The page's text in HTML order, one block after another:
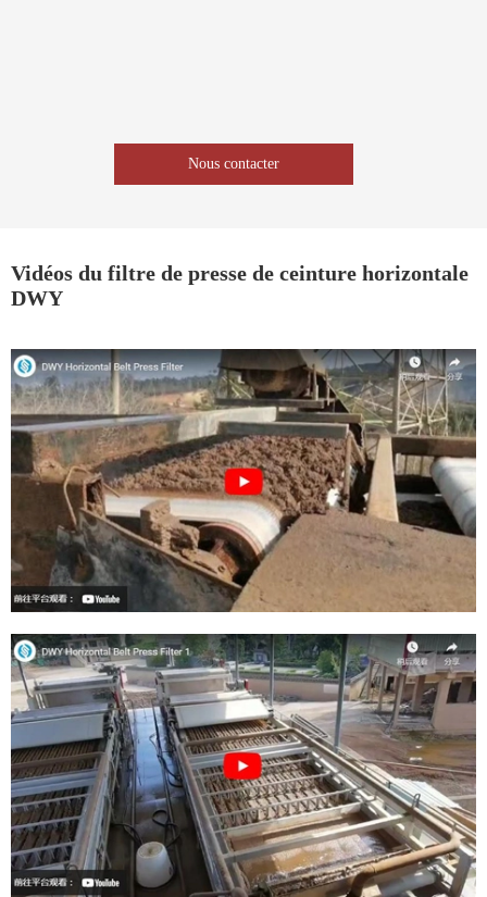
Nous contacter
Vidéos du filtre de presse de ceinture horizontale
DWY